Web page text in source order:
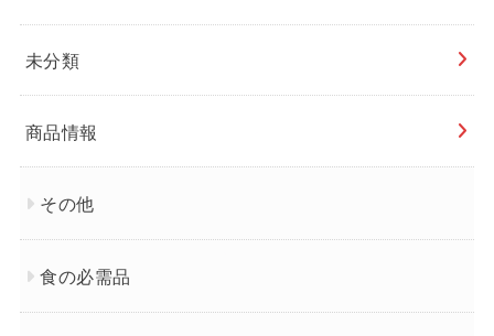
未分類
商品情報
その他
食の必需品